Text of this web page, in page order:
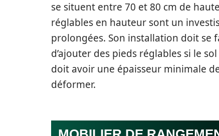
se situent entre 70 et 80 cm de
réglables en hauteur sont un
prolongées. Son installation doit se
d’ajouter des pieds réglables si le
doit avoir une épaisseur minimale
déformer.